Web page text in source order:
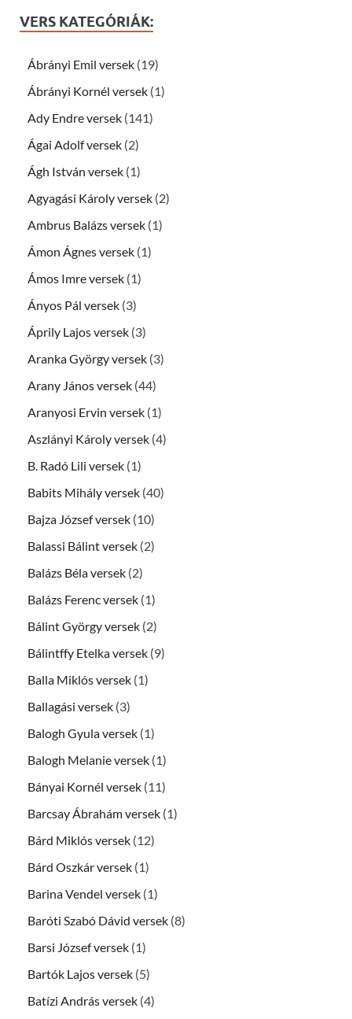
VERS KATEGÓRIÁK:
Ábrányi Emil versek (19)
Ábrányi Kornél versek (1)
Ady Endre versek (141)
Ágai Adolf versek (2)
Ágh István versek (1)
Agyagási Károly versek (2)
Ambrus Balázs versek (1)
Ámon Ágnes versek (1)
Ámos Imre versek (1)
Ányos Pál versek (3)
Áprily Lajos versek (3)
Aranka György versek (3)
Arany János versek (44)
Aranyosi Ervin versek (1)
Aszlányi Károly versek (4)
B. Radó Lili versek (1)
Babits Mihály versek (40)
Bajza József versek (10)
Balassi Bálint versek (2)
Balázs Béla versek (2)
Balázs Ferenc versek (1)
Bálint György versek (2)
Bálintffy Etelka versek (9)
Balla Miklós versek (1)
Ballagási versek (3)
Balogh Gyula versek (1)
Balogh Melanie versek (1)
Bányai Kornél versek (11)
Barcsay Ábrahám versek (1)
Bárd Miklós versek (12)
Bárd Oszkár versek (1)
Barina Vendel versek (1)
Baróti Szabó Dávid versek (8)
Barsi József versek (1)
Bartók Lajos versek (5)
Batízi András versek (4)